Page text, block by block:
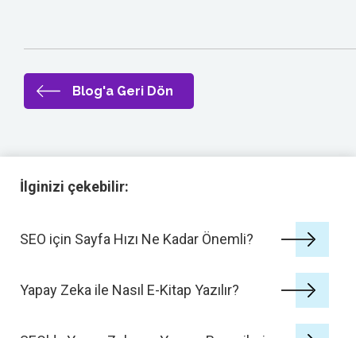
Blog'a Geri Dön
İlginizi çekebilir:
SEO için Sayfa Hızı Ne Kadar Önemli?
Yapay Zeka ile Nasıl E-Kitap Yazılır?